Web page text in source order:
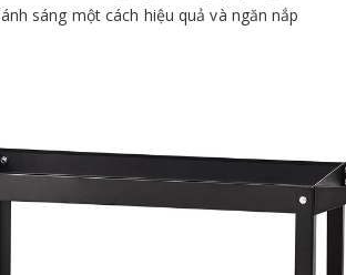
ánh sáng một cách hiệu quả và ngăn nắp